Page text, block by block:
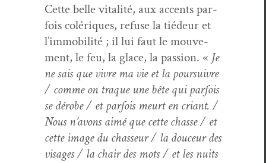
Cette belle vital­ité, aux accents par­
fois colériques, refuse la tiédeur et
l’immobilité ; il lui faut le mou­ve­
ment, le feu, la glace, la pas­sion. « Je
ne sais que vivre ma vie et la pour­suiv­re
/ comme on traque une bête qui par­fois
se dérobe / et par­fois meurt en cri­ant. /
Nous n’avons aimé que cette chas­se / et
cette image du chas­seur / la douceur des
vis­ages / la chair des mots / et les nuits